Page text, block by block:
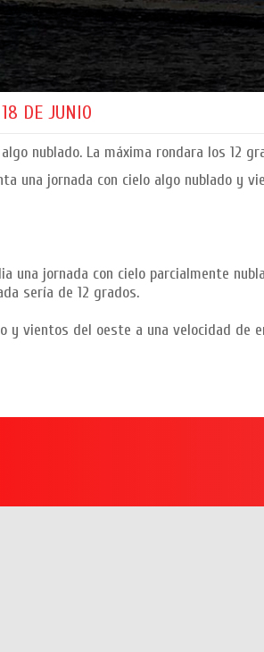
DE JUNIO
nublado. La máxima rondara los 12
una jornada con cielo algo nublado y
una jornada con cielo parcialmente
sería de 12 grados.
y vientos del oeste a una velocidad de